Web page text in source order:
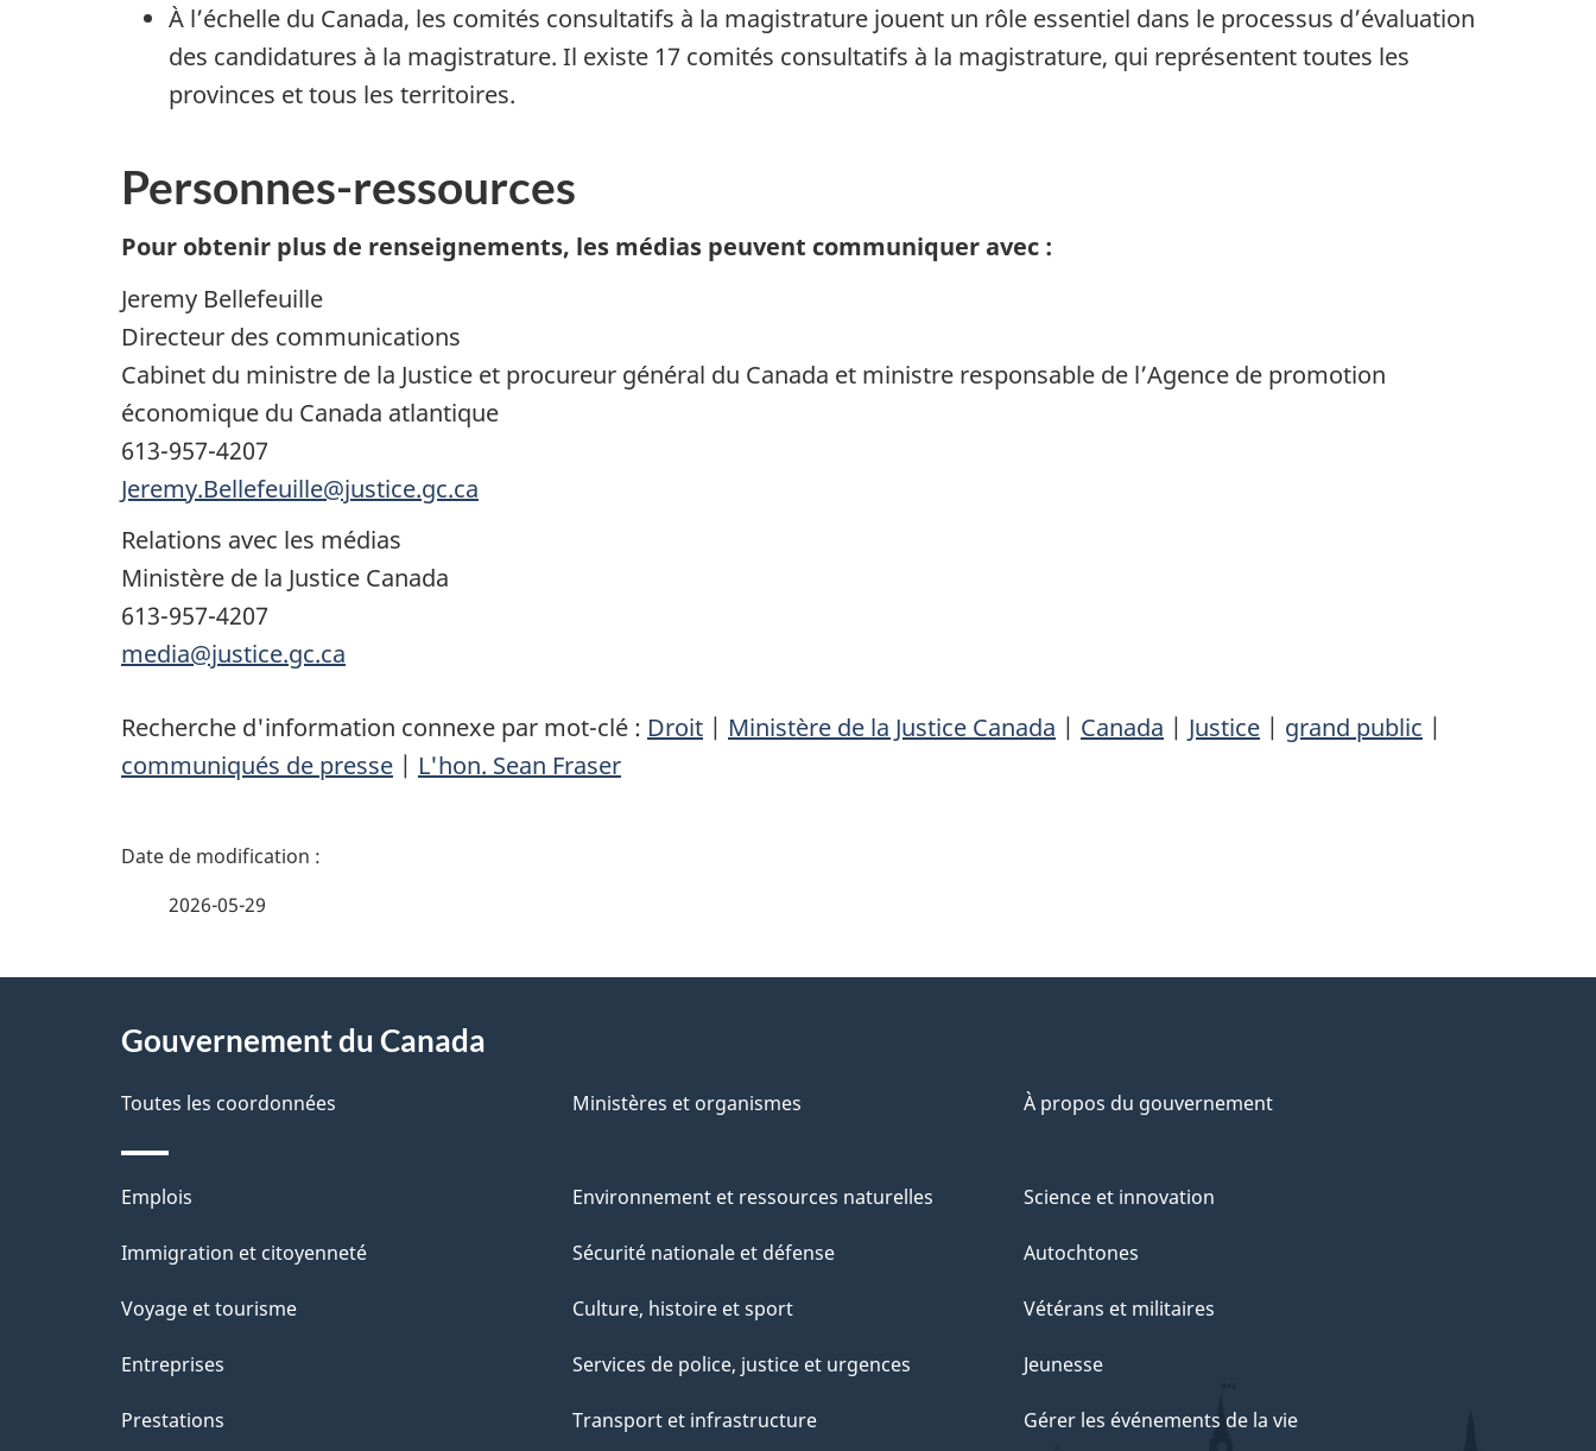
À l’échelle du Canada, les comités consultatifs à la magistrature jouent un rôle essentiel dans le processus d’évaluation
des candidatures à la magistrature. Il existe 17 comités consultatifs à la magistrature, qui représentent toutes les
provinces et tous les territoires.
Personnes-ressources
Pour obtenir plus de renseignements, les médias peuvent communiquer avec :
Jeremy Bellefeuille
Directeur des communications
Cabinet du ministre de la Justice et procureur général du Canada et ministre responsable de l’Agence de promotion
économique du Canada atlantique
613-957-4207
Jeremy.Bellefeuille@justice.gc.ca
Relations avec les médias
Ministère de la Justice Canada
613-957-4207
media@justice.gc.ca
Recherche d'information connexe par mot-clé : Droit | Ministère de la Justice Canada | Canada | Justice | grand public |
communiqués de presse | L'hon. Sean Fraser
D
a
s
d
e
l
a
2026-05-29
proposGouvernement du Canada
Toutes les coordonnées Ministères et organismes À propos du gouvernement
Thèmes
et
Emplois
Immigration et citoyenneté
Voyage et tourisme
Entreprises
Prestations
Environnement et ressources naturelles
Sécurité nationale et défense
Culture, histoire et sport
Services de police, justice et urgences
Transport et infrastructure
Science et innovation
Autochtones
Vétérans et militaires
Jeunesse
Gérer les événements de la vie